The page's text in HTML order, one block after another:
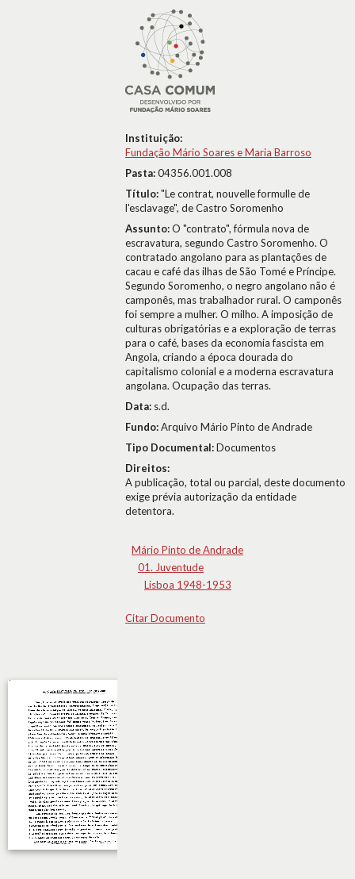
Instituição:
Fundação Mário Soares e Maria Barroso
Pasta:04356.001.008
Título:"Le contrat, nouvelle formulle de
l'esclavage", de Castro Soromenho
Assunto:O "contrato", fórmula nova de
escravatura, segundo Castro Soromenho. O
contratado angolano para as plantações de
cacau e café das ilhas de São Tomé e Príncipe.
Segundo Soromenho, o negro angolano não é
camponês, mas trabalhador rural. O camponês
foi sempre a mulher. O milho. A imposição de
culturas obrigatórias e a exploração de terras
para o café, bases da economia fascista em
Angola, criando a época dourada do
capitalismo colonial e a moderna escravatura
angolana. Ocupação das terras.
Data: s.d.
Fundo:Arquivo Mário Pinto de Andrade
Tipo Documental:Documentos
Direitos:
A publicação, total ou parcial, deste documento
exige prévia autorização da entidade
detentora.
Mário Pinto de Andrade
01. Juventude
Lisboa 1948-1953
Citar Documento